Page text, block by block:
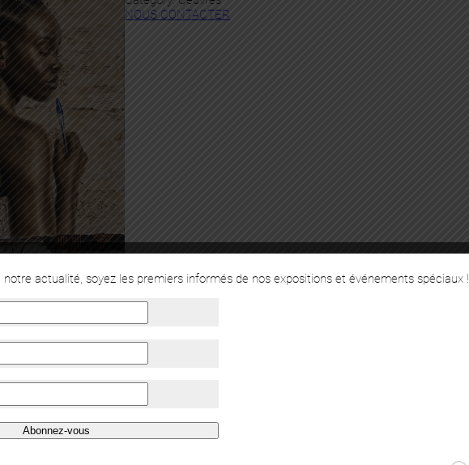
NOUS CONTACTER
actualité, soyez les premiers informés de nos expositions et événements spéciaux !
Abonnez-vous